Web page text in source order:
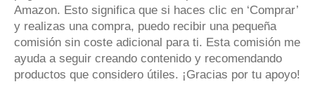
Amazon. Esto significa que si haces clic en ‘Comprar’
y realizas una compra, puedo recibir una pequeña
comisión sin coste adicional para ti. Esta comisión me
ayuda a seguir creando contenido y recomendando
productos que considero útiles. ¡Gracias por tu apoyo!